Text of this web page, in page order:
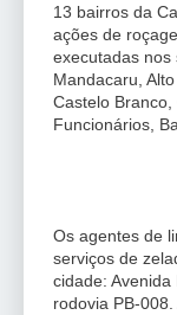
13 bairros da
ações de
executadas nos
Mandacaru,
Castelo
Funcionários,
Os agentes de
serviços de
cidade: Avenida
rodovia PB-